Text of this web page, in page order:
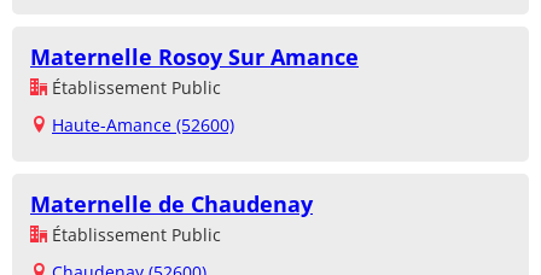
Maternelle Rosoy Sur Amance
Établissement Public
Haute-Amance (52600)
Maternelle de Chaudenay
Établissement Public